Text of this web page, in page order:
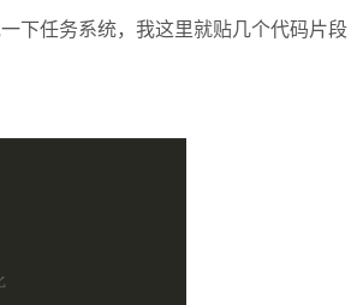
下任务系统，我这里就贴几个代码片段